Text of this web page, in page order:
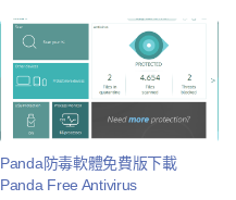
Panda防毒軟體免費版下載
Panda Free Antivirus